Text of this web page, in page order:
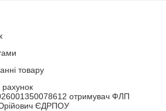
товару
отримувач ФЛП
ЄДРПОУ